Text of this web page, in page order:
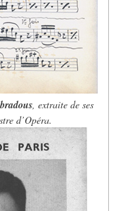
, extraite de ses
d’Opéra.